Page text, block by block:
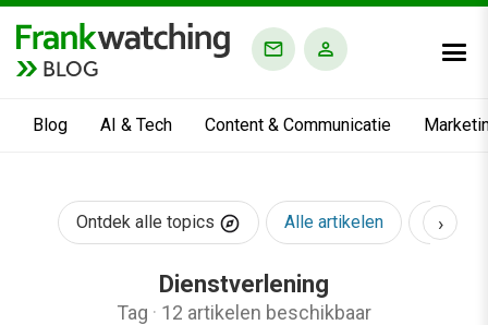
BLOG
Blog AI & Tech Content & Communicatie
Ontdek alle topics Alle artikelen AI &
›
Dienstverlening
Tag · 12 artikelen beschikbaar